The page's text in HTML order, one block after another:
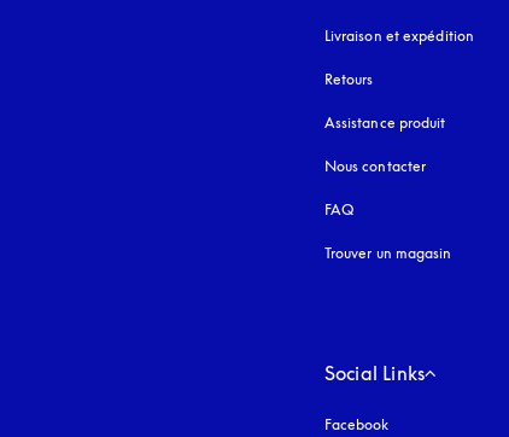
Livraison et expédition
Retours
Assistance produit
Nous contacter
FAQ
Trouver un magasin
Social Links
Facebook